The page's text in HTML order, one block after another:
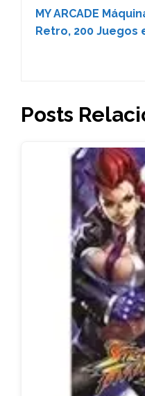
MY ARCADE
Retro, 200 Juegos
Posts